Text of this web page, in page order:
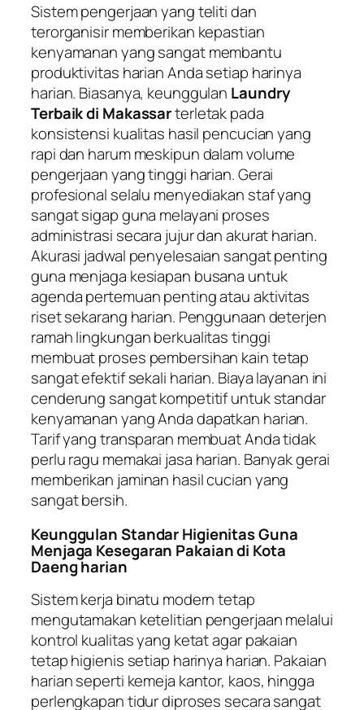
Sistem pengerjaan yang teliti dan
terorganisir memberikan kepastian
kenyamanan yang sangat membantu
produktivitas harian Anda setiap harinya
harian. Biasanya, keunggulan Laundry
Terbaik di Makassarterletak pada
konsistensi kualitas hasil pencucian yang
rapi dan harum meskipun dalam volume
pengerjaan yang tinggi harian. Gerai
profesional selalu menyediakan staf yang
sangat sigap guna melayani proses
administrasi secara jujur dan akurat harian.
Akurasi jadwal penyelesaian sangat penting
guna menjaga kesiapan busana untuk
agenda pertemuan penting atau aktivitas
riset sekarang harian. Penggunaan deterjen
ramah lingkungan berkualitas tinggi
membuat proses pembersihan kain tetap
sangat efektif sekali harian. Biaya layanan ini
cenderung sangat kompetitif untuk standar
kenyamanan yang Anda dapatkan harian.
Tarif yang transparan membuat Anda tidak
perlu ragu memakai jasa harian. Banyak gerai
memberikan jaminan hasil cucian yang
sangat bersih.
Keunggulan Standar Higienitas Guna
Menjaga Kesegaran Pakaian di Kota
Daeng harian
Sistem kerja binatu modern tetap
mengutamakan ketelitian pengerjaan melalui
kontrol kualitas yang ketat agar pakaian
tetap higienis setiap harinya harian. Pakaian
harian seperti kemeja kantor, kaos, hingga
perlengkapan tidur diproses secara sangat